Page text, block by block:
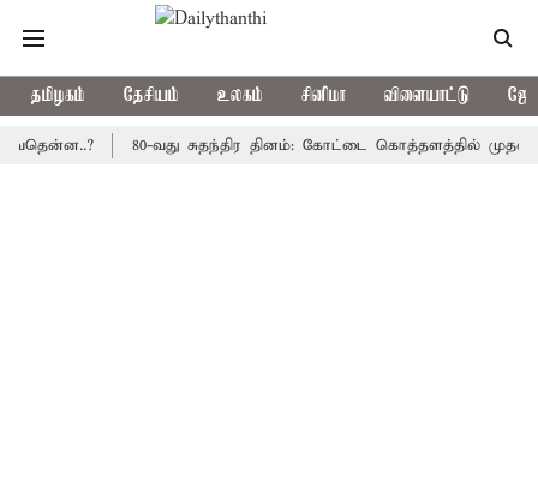
தமிழகம் தேசியம் உலகம் சினிமா விளையாட்டு
80-வது சுதந்திர தினம்: கோட்டை கொத்தளத்தில் முதல்